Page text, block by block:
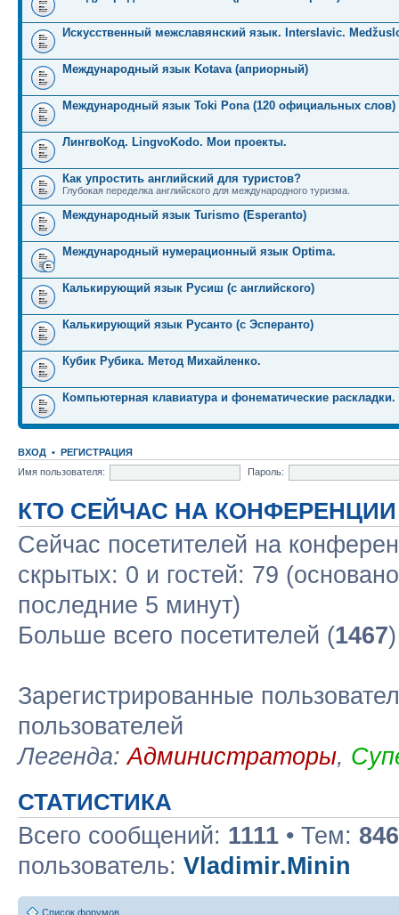
Искусственный межславянский язык. Interslavic.
Международный язык Kotava (априорный)
Международный язык Toki Pona (120 официальных слов)
ЛингвоКод. LingvoKodo. Мои проекты.
Как упростить английский для туристов?
Глубокая переделка английского для международного туризма.
Международный язык Turismo (Esperanto)
Международный нумерационный язык Optima.
Калькирующий язык Русиш (с английского)
Калькирующий язык Русанто (с Эсперанто)
Кубик Рубика. Метод Михайленко.
Компьютерная клавиатура и фонематические раскладки.
ВХОД • РЕГИСТРАЦИЯ
Имя пользователя:
Пароль:
КТО СЕЙЧАС НА КОНФЕРЕНЦИИ
Сейчас посетителей на
скрытых: 0 и гостей: 79
последние 5 минут)
Больше всего посетителей (1467
Зарегистрированные
пользователей
Легенда:Администраторы,
СТАТИСТИКА
Всего сообщений: 1111 • Тем: 846
пользователь: Vladimir.Minin
Список форумов